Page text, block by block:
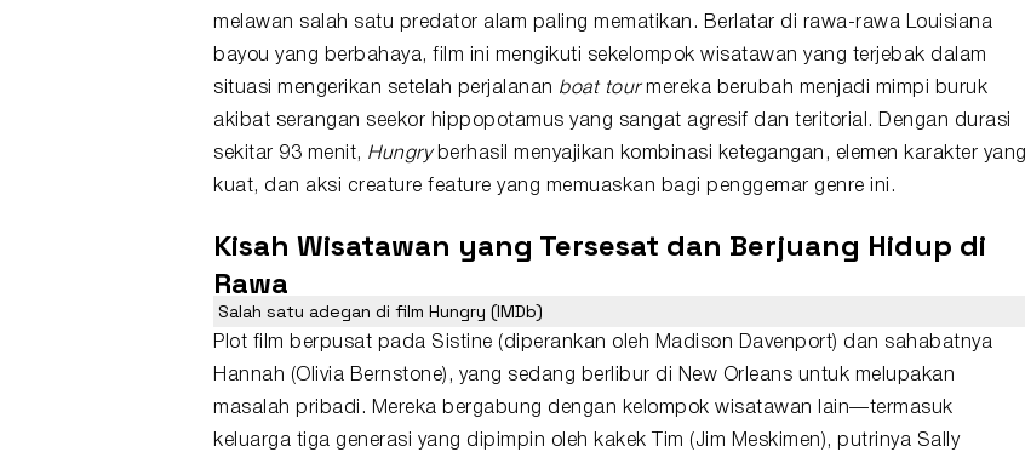
melawan salah satu
predator alam paling mematikan. Berlatar di rawa-rawa Louisiana
bayou yang berbahaya, film ini mengikuti sekelompok wisatawan yang terjebak dalam
situasi mengerikan setelah perjalanan boat tourmereka berubah menjadi mimpi buruk
akibat serangan seekor hippopotamus yang sangat agresif dan teritorial. Dengan durasi
sekitar 93 menit, Hungryberhasil menyajikan kombinasi ketegangan, elemen karakter yang
kuat, dan aksi creature feature yang memuaskan bagi penggemar genre ini.
Kisah Wisatawan yang Tersesat dan Berjuang Hidup di
Rawa
Salah satu adegan di film Hungry (IMDb)
Plot film berpusat pada Sistine (diperankan oleh Madison Davenport) dan sahabatnya
Hannah (Olivia Bernstone), yang sedang berlibur di New Orleans untuk melupakan
masalah pribadi. Mereka bergabung dengan kelompok wisatawan lain—termasuk
keluarga tiga generasi yang dipimpin oleh kakek Tim (Jim Meskimen), putrinya Sally